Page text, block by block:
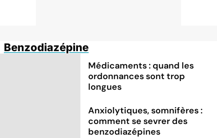
Benzodiazépine
Médicaments : quand les
ordonnances sont trop
longues
Anxiolytiques, somnifères :
comment se sevrer des
benzodiazépines